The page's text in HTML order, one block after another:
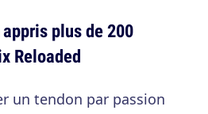
plus de 200
Reloaded
un tendon par passion